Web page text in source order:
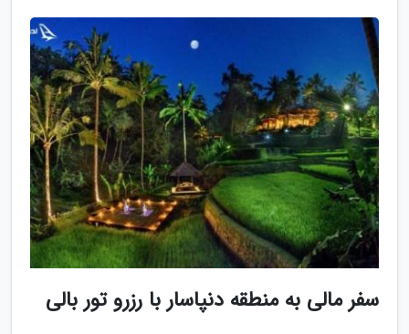
سفر مالی به منطقه دنپاسار با رزرو تور بالی